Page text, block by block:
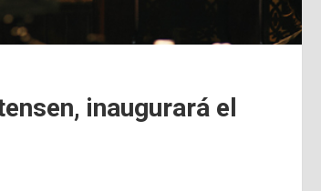
inaugurará el